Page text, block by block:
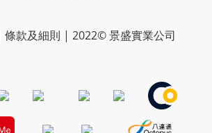
條款及細則 | 2022© 景盛實業公司